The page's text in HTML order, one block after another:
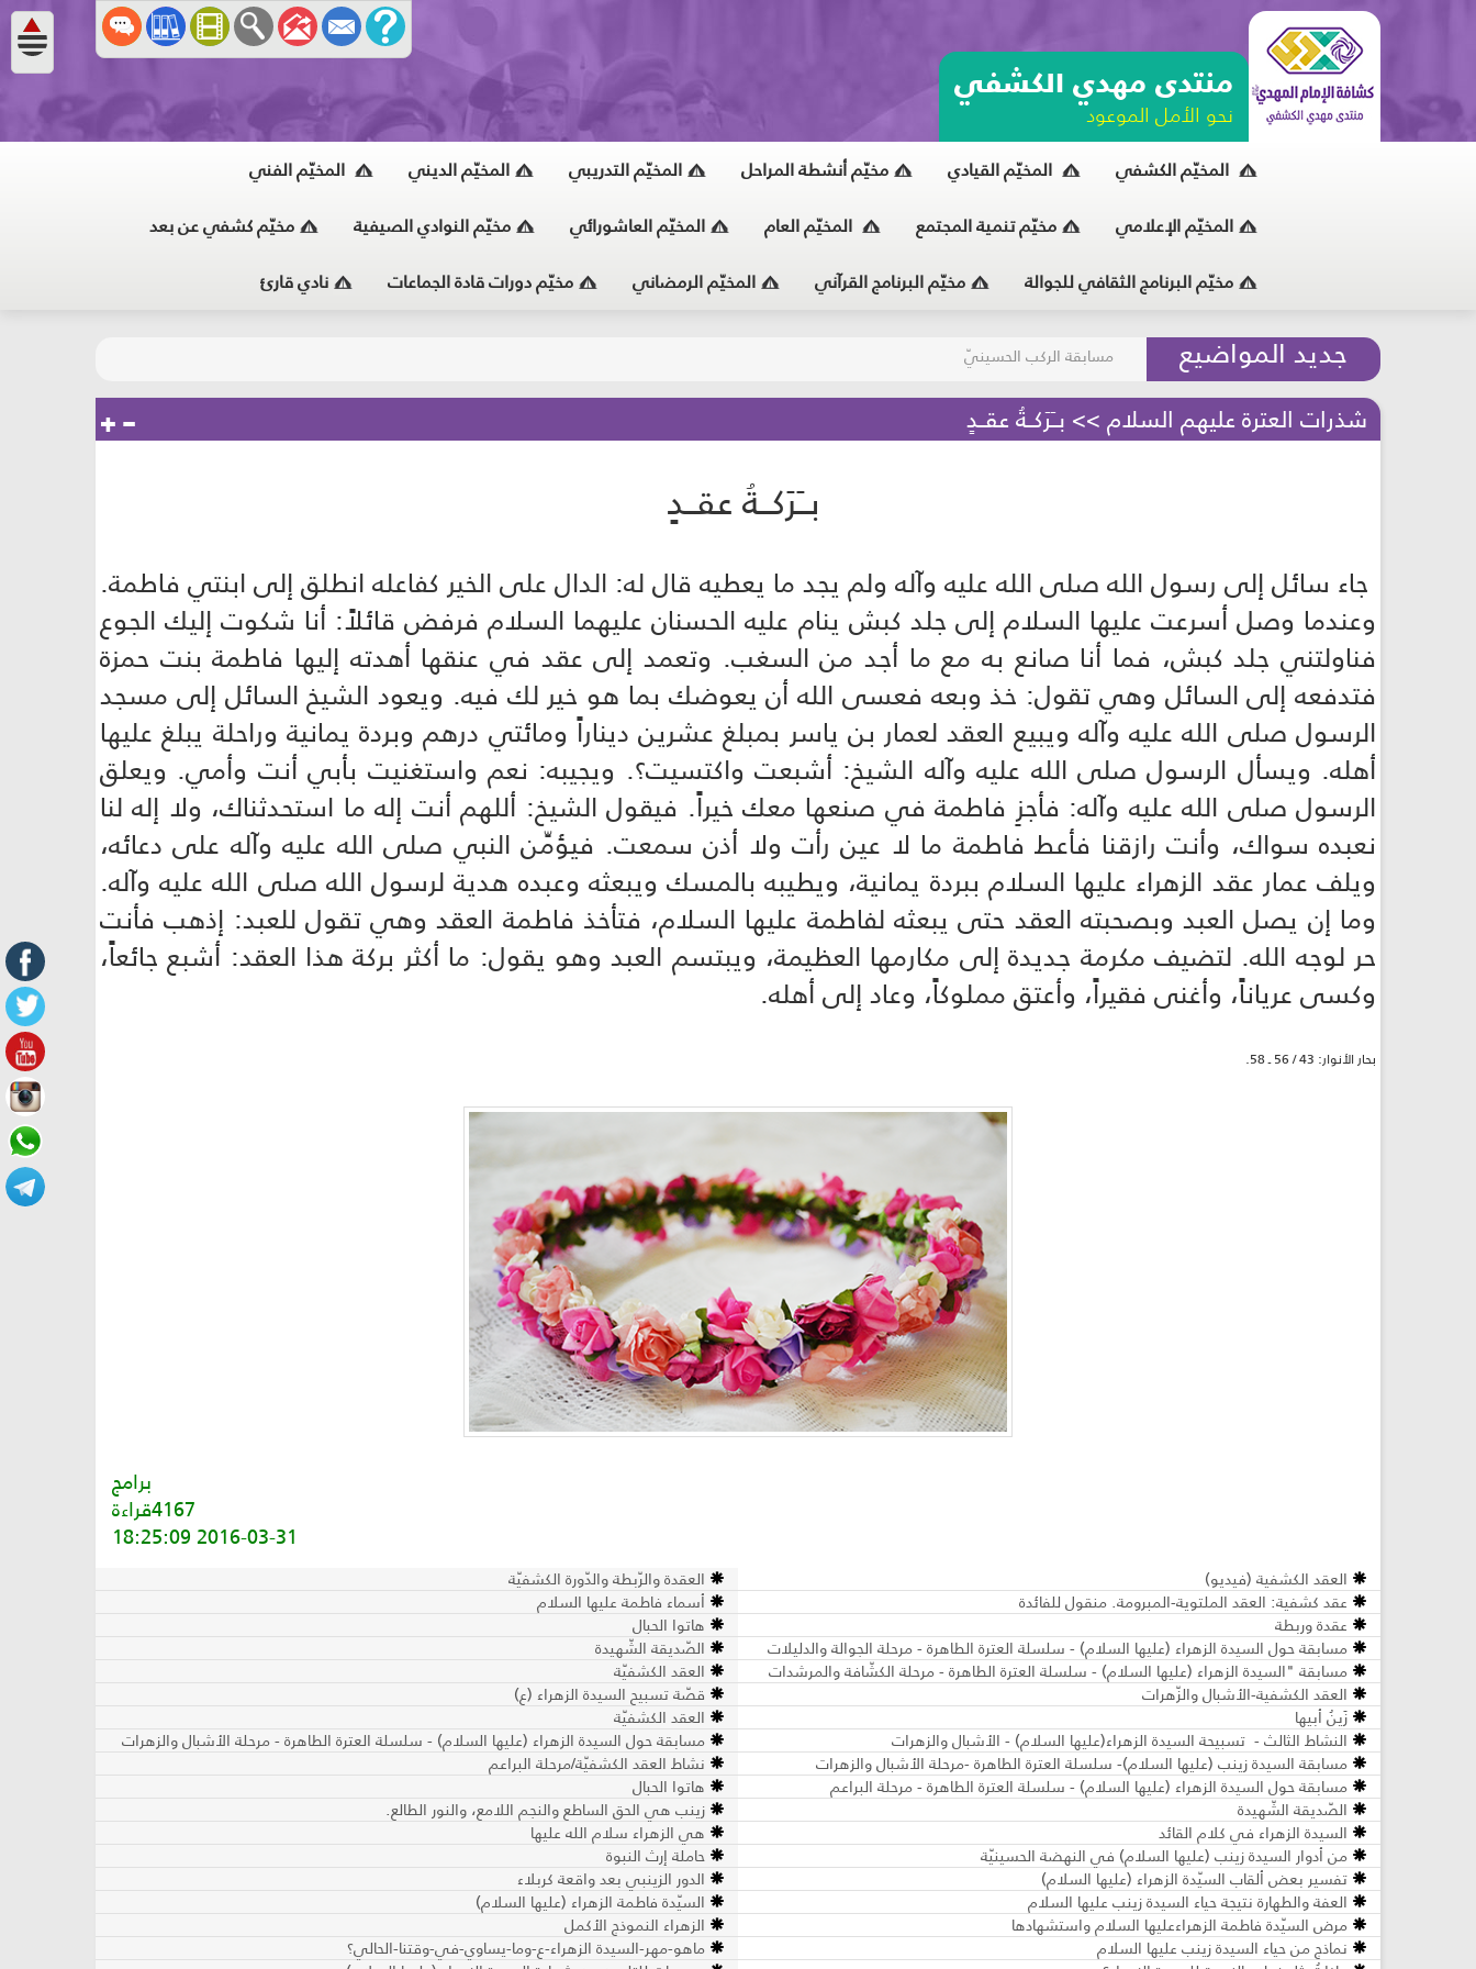
منتدى مهدي الكشفي
نحو الأمل الموعود
المخيّم الكشفي المخيّم القيادي مخيّم أنشطة المراحل المخيّم التدريبي المخيّم الديني المخيّم الفني
المخيّم الإعلامي مخيّم تنمية المجتمع المخيّم العام المخيّم العاشورائي مخيّم النوادي الصيفية مخيّم كشفي عن بعد
مخيّم البرنامج الثقافي للجوالة مخيّم البرنامج القرآني المخيّم الرمضاني مخيّم دورات قادة الجماعات نادي قارئ
جديد المواضيع
مسابقة الركب الحسينيّ
المحافظة على البيئة
شذرات العترة عليهم السلام >> بــَرَكــةُ عقــدٍ
بــَرَكــةُ عقــدٍ
جاء سائل إلى رسول الله صلى الله عليه وآله ولم يجد ما يعطيه قال له: الدال على الخير كفاعله انطلق إلى ابنتي فاطمة.
وعندما وصل أسرعت عليها السلام إلى جلد كبش ينام عليه الحسنان عليهما السلام فرفض قائلاً: أنا شكوت إليك الجوع
فناولتني جلد كبش، فما أنا صانع به مع ما أجد من السغب. وتعمد إلى عقد في عنقها أهدته إليها فاطمة بنت حمزة
فتدفعه إلى السائل وهي تقول: خذ وبعه فعسى الله أن يعوضك بما هو خير لك فيه. ويعود الشيخ السائل إلى مسجد
الرسول صلى الله عليه وآله ويبيع العقد لعمار بن ياسر بمبلغ عشرين ديناراً ومائتي درهم وبردة يمانية وراحلة يبلغ عليها
أهله. ويسأل الرسول صلى الله عليه وآله الشيخ: أشبعت واكتسيت؟. ويجيبه: نعم واستغنيت بأبي أنت وأمي. ويعلق
الرسول صلى الله عليه وآله: فأجزِ فاطمة في صنعها معك خيراً. فيقول الشيخ: أللهم أنت إله ما استحدثناك، ولا إله لنا
نعبده سواك، وأنت رازقنا فأعط فاطمة ما لا عين رأت ولا أذن سمعت. فيؤمِّن النبي صلى الله عليه وآله على دعائه،
ويلف عمار عقد الزهراء عليها السلام ببردة يمانية، ويطيبه بالمسك ويبعثه وعبده هدية لرسول الله صلى الله عليه وآله.
وما إن يصل العبد وبصحبته العقد حتى يبعثه لفاطمة عليها السلام، فتأخذ فاطمة العقد وهي تقول للعبد: إذهب فأنت
حر لوجه الله. لتضيف مكرمة جديدة إلى مكارمها العظيمة، ويبتسم العبد وهو يقول: ما أكثر بركة هذا العقد: أشبع جائعاً،
وكسى عرياناً، وأغنى فقيراً، وأعتق مملوكاً، وعاد إلى أهله.
بحار الأنوار: 43 / 56 ـ 58.
برامج
4167قراءة
2016-03-31 18:25:09
العقد الكشفية (فيديو)
العقدة والرّبطة والدّورة الكشفيّة
عقد كشفية: العقد الملتوية-المبرومة. منقول للفائدة
أسماء فاطمة عليها السلام ‏
عقدة وربطة
هاتوا الحبال
مسابقة حول السيدة الزهراء (عليها السلام) - سلسلة العترة الطاهرة - مرحلة الجوالة والدليلات
الصّديقة الشّهيدة
مسابقة "السيدة الزهراء (عليها السلام) - سلسلة العترة الطاهرة - مرحلة الكشّافة والمرشدات
العقد الكشفيّة
العقد الكشفية-الأشبال والزّهرات
قصّة تسبيح السيدة الزهراء (ع)
زَينُ أبيها
العقد الكشفيّة
النشاط الثالث - تسبيحة السيدة الزهراء(علیها السلام) - الأشبال والزهرات
مسابقة حول السيدة الزهراء (عليها السلام) - سلسلة العترة الطاهرة - مرحلة الأشبال والزهرات
مسابقة السيدة زينب (عليها السلام)- سلسلة العترة الطاهرة -مرحلة الأشبال والزهرات
نشاط العقد الكشفيّة/مرحلة البراعم
مسابقة حول السيدة الزهراء (عليها السلام) - سلسلة العترة الطاهرة - مرحلة البراعم
هاتوا الحبال
الصّديقة الشّهيدة
زينب هي الحق الساطع والنجم اللامع، والنور الطالع.
السيدة الزهراء في كلام القائد
هي الزهراء سلام الله عليها
من أدوار السيدة زينب (عليها السلام) في النهضة الحسينيّة
حاملة إرث النبوة
تفسير بعض ألقاب السيّدة الزهراء (عليها السلام)
الدور الزينبي بعد واقعة كربلاء
العفة والطهارة نتيجة حياء السيدة زينب عليها السلام
السيّدة فاطمة الزهراء (عليها السلام)
مرض السيّدة فاطمة الزهراءعليها السلام واستشهادها
الزهراء النموذج الأكمل
نماذج من حياء السيدة زينب عليها السلام
ماهو-مهر-السيدة الزهراء-ع-وما-يساوي-في-وقتنا-الحالي؟